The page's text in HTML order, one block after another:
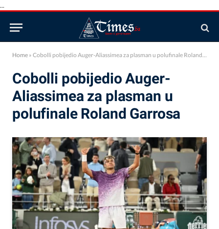
...
Home » Cobolli pobijedio Auger-Aliassimea za plasman u polufinale Roland Garrosa
Cobolli pobijedio Auger-
Aliassimea za plasman u
polufinale Roland Garrosa